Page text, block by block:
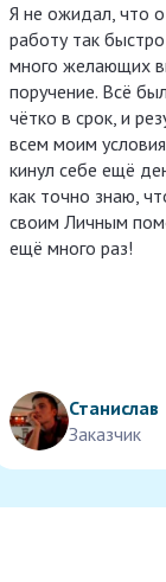
Я не ожидал, что
работу так
много желающих
поручение. Всё
чётко в срок, и
всем моим
кинул себе ещё
как точно знаю,
своим Личным
ещё много раз!
Станислав
Заказчик